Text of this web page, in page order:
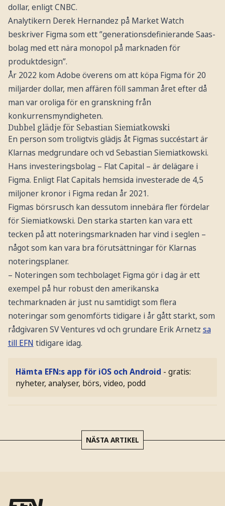
dollar, enligt CNBC.
Analytikern Derek Hernandez på Market Watch
beskriver Figma som ett ”generationsdefinierande Saas-
bolag med ett nära monopol på marknaden för
produktdesign”.
År 2022 kom Adobe överens om att köpa Figma för 20
miljarder dollar, men affären föll samman året efter då
man var oroliga för en granskning från
konkurrensmyndigheten.
Dubbel glädje för Sebastian Siemiatkowski
En person som troligtvis glädjs åt Figmas succéstart är
Klarnas medgrundare och vd Sebastian Siemiatkowski.
Hans investeringsbolag – Flat Capital – är delägare i
Figma. Enligt Flat Capitals hemsida investerade de 4,5
miljoner kronor i Figma redan år 2021.
Figmas börsrusch kan dessutom innebära fler fördelar
för Siemiatkowski. Den starka starten kan vara ett
tecken på att noteringsmarknaden har vind i seglen –
något som kan vara bra förutsättningar för Klarnas
noteringsplaner.
– Noteringen som techbolaget Figma gör i dag är ett
exempel på hur robust den amerikanska
techmarknaden är just nu samtidigt som flera
noteringar som genomförts tidigare i år gått starkt, som
rådgivaren SV Ventures vd och grundare Erik Arnetz sa
till EFN tidigare idag.
Hämta EFN:s app för iOS och Android - gratis:
nyheter, analyser, börs, video, podd
NÄSTA ARTIKEL